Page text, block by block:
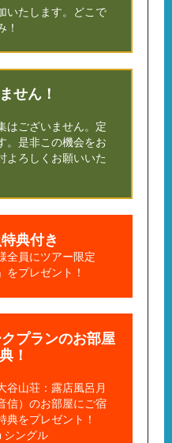
いたします。どこで
！
せん！
はございません。定
。是非この機会をお
よろしくお願いいた
典付き
全員にツアー限定
をプレゼント！
プランのお部屋
！
山荘：露店風呂月
信）のお部屋にご宿
典をプレゼント！
ングル